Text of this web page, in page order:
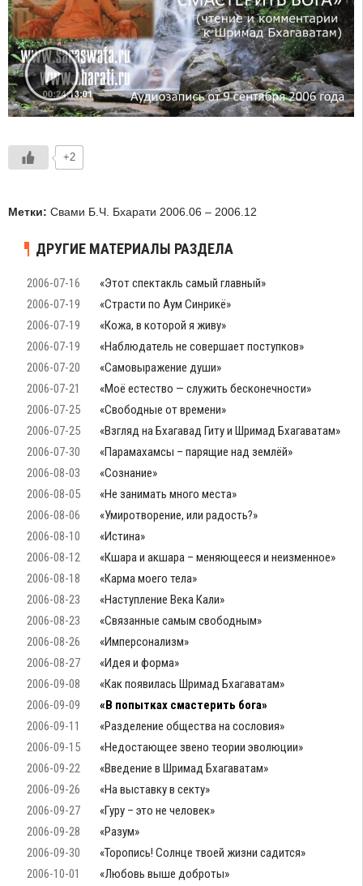
+2
Метки: Свами Б.Ч. Бхарати 2006.06 – 2006.12
ДРУГИЕ МАТЕРИАЛЫ РАЗДЕЛА
2006-07-16
«Этот спектакль самый главный»
2006-07-19
«Страсти по Аум Синрикё»
2006-07-19
«Кожа, в которой я живу»
2006-07-19
«Наблюдатель не совершает поступков»
2006-07-20
«Самовыражение души»
2006-07-21
«Моё естество — служить бесконечности»
2006-07-25
«Свободные от времени»
2006-07-25
«Взгляд на Бхагавад Гиту и Шримад Бхагаватам»
2006-07-30
«Парамахамсы – парящие над землёй»
2006-08-03
«Сознание»
2006-08-05
«Не занимать много места»
2006-08-06
«Умиротворение, или радость?»
2006-08-10
«Истина»
2006-08-12
«Кшара и акшара – меняющееся и неизменное»
2006-08-18
«Карма моего тела»
2006-08-23
«Наступление Века Кали»
2006-08-23
«Связанные самым свободным»
2006-08-26
«Имперсонализм»
2006-08-27
«Идея и форма»
2006-09-08
«Как появилась Шримад Бхагаватам»
2006-09-09
«В попытках смастерить бога»
2006-09-11
«Разделение общества на сословия»
2006-09-15
«Недостающее звено теории эволюции»
2006-09-22
«Введение в Шримад Бхагаватам»
2006-09-26
«На выставку в секту»
2006-09-27
«Гуру – это не человек»
2006-09-28
«Разум»
2006-09-30
«Торопись! Солнце твоей жизни садится»
2006-10-01
«Любовь выше доброты»